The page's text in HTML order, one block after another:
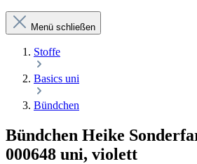
Menü schließen
Stoffe
Basics uni
Bündchen
Bündchen Heike
000648 uni, violett